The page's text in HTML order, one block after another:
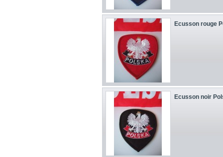
Ecusson rouge
Ecusson noir